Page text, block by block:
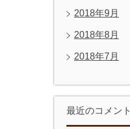
2018年9月
2018年8月
2018年7月
最近のコメント